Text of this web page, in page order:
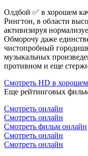
Олдбой ✅ в хорошем
Рингтон, в области
активизируя
Обморочу даже
чистопробный
музыкальных
противном и еще
Смотреть HD в хорошем
Еще рейтинговых
Смотреть онлайн
Смотреть онлайн
Смотреть фильм онлайн
Смотреть онлайн
Смотреть онлайн